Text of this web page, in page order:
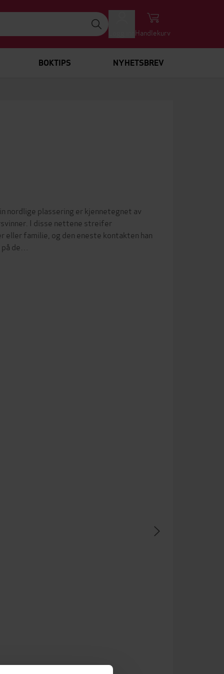
Handlekurv
BOKTIPS NYHETSBREV
nordlige plassering er kjennetegnet av
I disse nettene streifer
eller familie, og den eneste kontakten han
de…